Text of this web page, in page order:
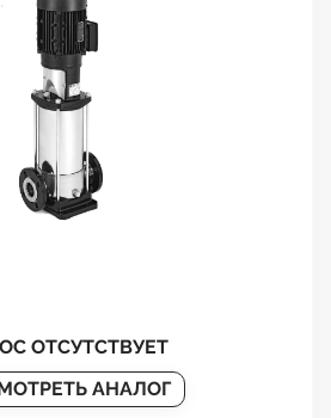
ОТСУТСТВУЕТ
АНАЛОГ